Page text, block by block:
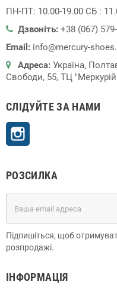
ПН-ПТ: 10.00-19.00 СБ :
Дзвоніть: +38 (067)
Email: info@mercury-
Адреса: Україна,
Свободи, 55, ТЦ
СЛІДУЙТЕ ЗА НАМИ
РОЗСИЛКА
Підпишіться, щоб
розпродажі.
ІНФОРМАЦІЯ